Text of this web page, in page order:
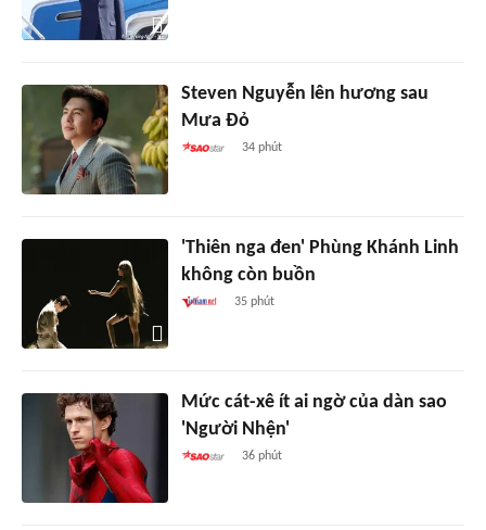
Steven Nguyễn lên hương sau
Mưa Đỏ
34 phút
'Thiên nga đen' Phùng Khánh Linh
không còn buồn
35 phút
Mức cát-xê ít ai ngờ của dàn sao
'Người Nhện'
36 phút